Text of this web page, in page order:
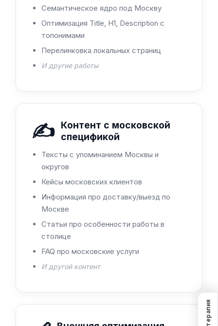
Семантическое ядро под Москву
Оптимизация Title, H1, Description с
топонимами
Перелинковка локальных страниц
И другие работы
✍️ Контент с московской
спецификой
Тексты с упоминанием Москвы и
округов
Кейсы московских клиентов
Информация про доставку/выезд по
Москве
Статьи про особенности работы в
столице
FAQ про московские услуги
И другой контент